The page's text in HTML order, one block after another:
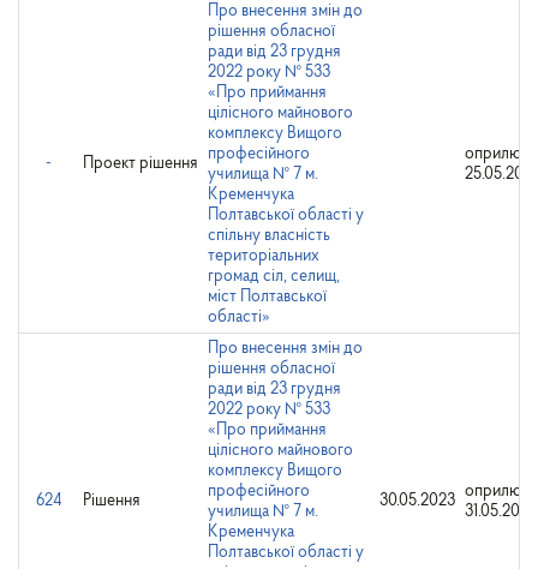
- Проект рішення
Про внесення змін до
рішення обласної
ради від 23 грудня
2022 року № 533
«Про приймання
цілісного майнового
комплексу Вищого
професійного
училища № 7 м.
Кременчука
Полтавської області у
спільну власність
територіальних
громад сіл, селищ,
міст Полтавської
області»
624 Рішення
Про внесення змін до
рішення обласної
ради від 23 грудня
2022 року № 533
«Про приймання
цілісного майнового
комплексу Вищого
професійного
училища № 7 м.
Кременчука
Полтавської області у
30.05.2023
31.05.2023